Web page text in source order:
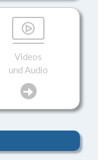
Videos
und Audio